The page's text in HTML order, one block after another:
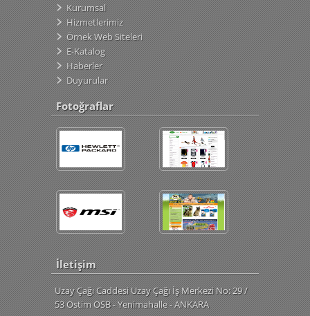
Kurumsal
Hizmetlerimiz
Örnek Web Siteleri
E-Katalog
Haberler
Duyurular
Fotoğraflar
İletişim
Uzay Çağı Caddesi Uzay Çağı İş Merkezi No: 29 /
53 Ostim OSB - Yenimahalle - ANKARA